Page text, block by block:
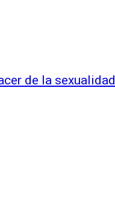
de la sexualidad